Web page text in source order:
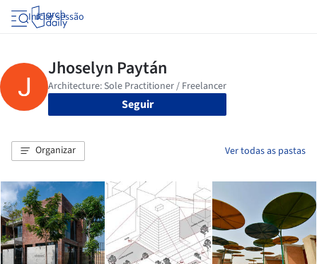
Iniciar sessão
Seguir
Organizar Ver todas as pastas